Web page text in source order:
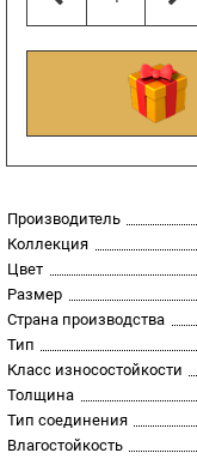
Производитель
Коллекция
Цвет
Размер
Страна производства
Тип
Класс износостойкости
Толщина
Тип соединения
Влагостойкость